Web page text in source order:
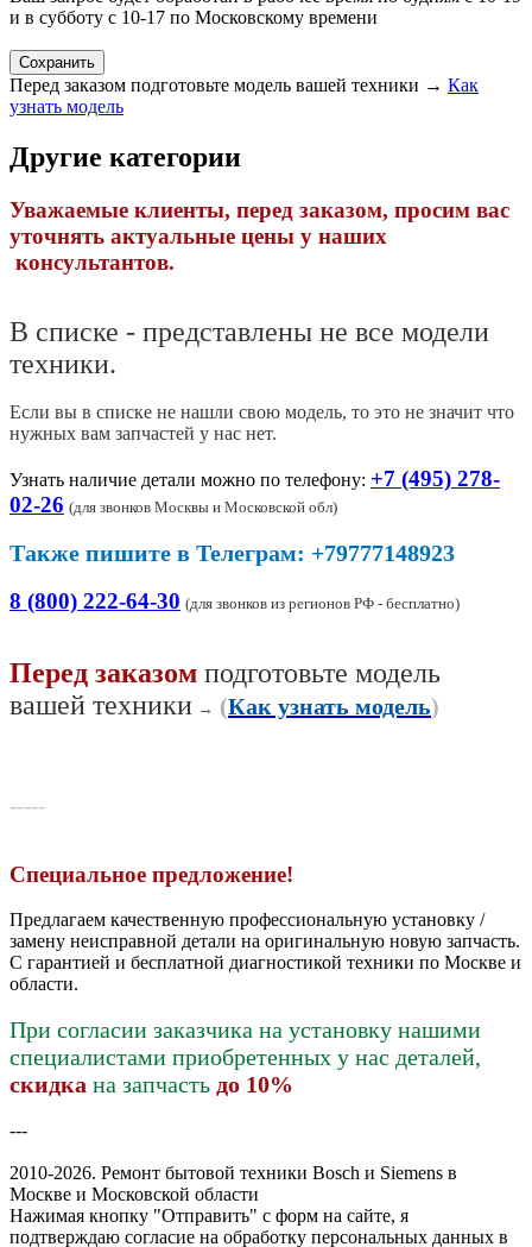
и в субботу с 10-17 по Московскому времени
Перед заказом подготовьте модель вашей техники → Как
узнать модель
Другие категории
Уважаемые клиенты, перед заказом, просим вас
уточнять актуальные цены у наших
консультантов.
В списке - представлены не все модели
техники.
Если вы в списке не нашли свою модель, то это не значит что
нужных вам запчастей у нас нет.
Узнать наличие детали можно по телефону: +7 (495) 278-
02-26 (для звонков Москвы и Московской обл)
Также пишите в Телеграм: +79777148923
8 (800) 222-64-30 (для звонков из регионов РФ - бесплатно)
Перед заказом подготовьте модель
вашей техники → (Как узнать модель)
-----
Специальное предложение!
Предлагаем качественную профессиональную установку /
замену неисправной детали на оригинальную новую запчасть.
С гарантией и бесплатной диагностикой техники по Москве и
области.
При согласии заказчика на установку нашими
специалистами приобретенных у нас деталей,
скидка на запчасть до 10%
---
2010-2026. Ремонт бытовой техники Bosch и Siemens в
Москве и Московской области
Нажимая кнопку "Отправить" c форм на сайте, я
подтверждаю согласие на обработку персональных данных в